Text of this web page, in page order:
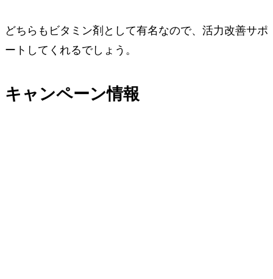
どちらもビタミン剤として有名なので、活力改善サポ
ートしてくれるでしょう。
キャンペーン情報